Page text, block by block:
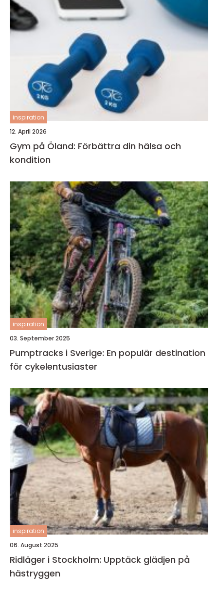
inspiration
12. April 2026
Gym på Öland: Förbättra din hälsa och
kondition
inspiration
03. September 2025
Pumptracks i Sverige: En populär destination
för cykelentusiaster
inspiration
06. August 2025
Ridläger i Stockholm: Upptäck glädjen på
hästryggen